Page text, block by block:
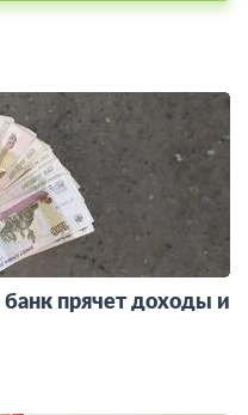
банк прячет доходы и